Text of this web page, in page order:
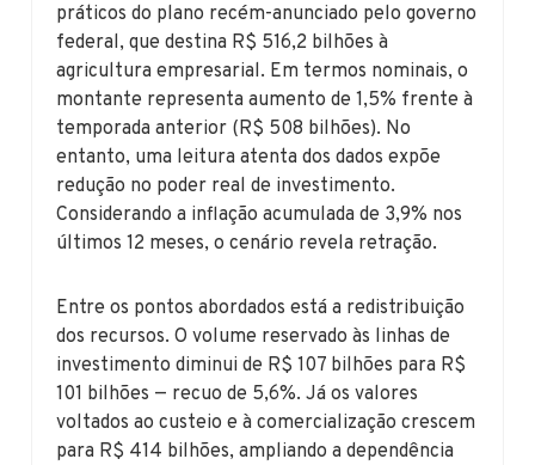
práticos do plano recém-anunciado pelo governo
federal, que destina R$ 516,2 bilhões à
agricultura empresarial. Em termos nominais, o
montante representa aumento de 1,5% frente à
temporada anterior (R$ 508 bilhões). No
entanto, uma leitura atenta dos dados expõe
redução no poder real de investimento.
Considerando a inflação acumulada de 3,9% nos
últimos 12 meses, o cenário revela retração.
Entre os pontos abordados está a redistribuição
dos recursos. O volume reservado às linhas de
investimento diminui de R$ 107 bilhões para R$
101 bilhões — recuo de 5,6%. Já os valores
voltados ao custeio e à comercialização crescem
para R$ 414 bilhões, ampliando a dependência